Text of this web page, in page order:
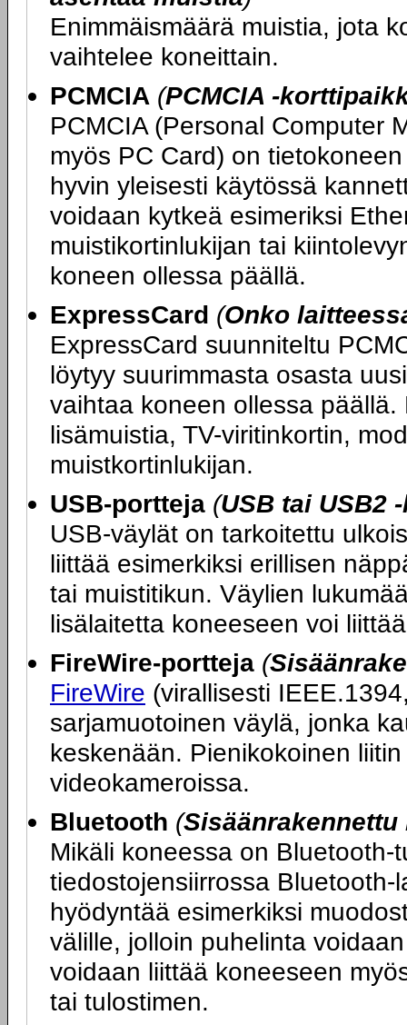
Enimmäismäärä muistia, jota
vaihtelee koneittain.
PCMCIA (PCMCIA -
PCMCIA (Personal Computer
myös PC Card) on
hyvin yleisesti käytössä
voidaan kytkeä esimeriksi
muistikortinlukijan tai
koneen ollessa päällä.
ExpressCard (Onko
ExpressCard suunniteltu
löytyy suurimmasta osasta
vaihtaa koneen ollessa
lisämuistia, TV-viritinkortin,
muistkortinlukijan.
USB-portteja (USB tai USB2
USB-väylät on tarkoitettu
liittää esimerkiksi erillisen
tai muistitikun. Väylien
lisälaitetta koneeseen voi
FireWire-portteja (
FireWire (virallisesti
sarjamuotoinen väylä, jonka
keskenään. Pienikokoinen
videokameroissa.
Bluetooth (
Mikäli koneessa on
tiedostojensiirrossa
hyödyntää esimerkiksi
välille, jolloin puhelinta
voidaan liittää koneeseen
tai tulostimen.